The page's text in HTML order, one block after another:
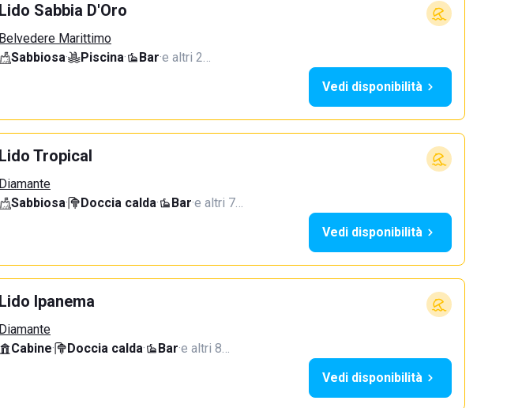
Lido Sabbia D'Oro
Belvedere Marittimo
Sabbiosa· Piscina· Bar·e altri 2…
Vedi disponibilità
Lido Tropical
Diamante
Sabbiosa· Doccia calda· Bar·e altri 7…
Vedi disponibilità
Lido Ipanema
Diamante
Cabine· Doccia calda· Bar·e altri 8…
Vedi disponibilità